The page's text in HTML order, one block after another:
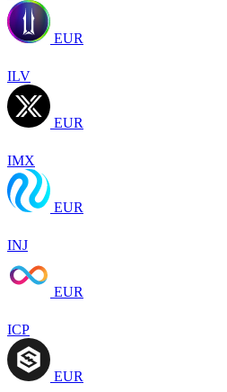
EUR
ILV
EUR
IMX
EUR
INJ
EUR
ICP
EUR